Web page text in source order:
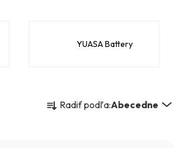
YUASA Battery
R Radiť podľa:Abecedne